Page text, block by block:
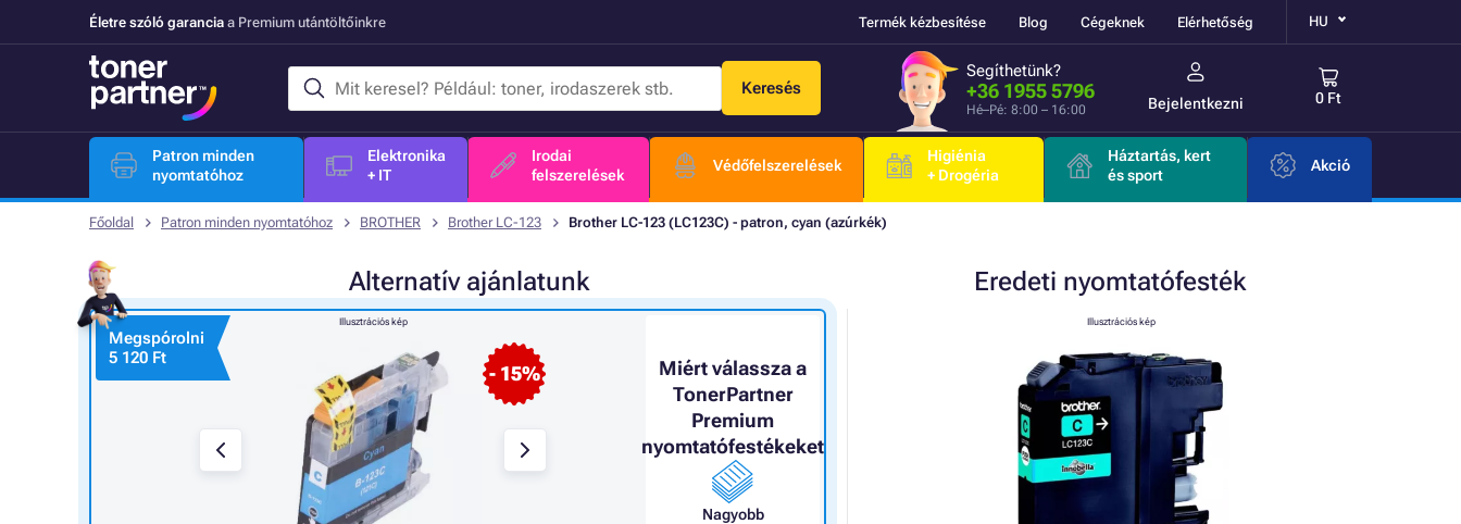
Életre szóló garancia a Premium utántöltőinkre Termék kézbesítése Blog Cégeknek Elérhetőség HU
Keresés
Segíthetünk?
+36 1955 5796
Hé–Pé: 8:00 – 16:00 Bejelentkezni 0 Ft
Patron minden
nyomtatóhoz
Elektronika
+ IT
Irodai
felszerelések
Védőfelszerelések
Higiénia
+ Drogéria
Háztartás, kert
és sport
Akció
Főoldal Patron minden nyomtatóhoz BROTHER Brother LC-123 Brother LC-123 (LC123C) - patron, cyan (azúrkék)
Alternatív ajánlatunk Eredeti nyomtatófesték
Illusztrációs kép
Miért válassza a
TonerPartner
Premium
nyomtatófestékeket
Nagyobb
Illusztrációs kép
- 15%
Megspórolni
5 120 Ft